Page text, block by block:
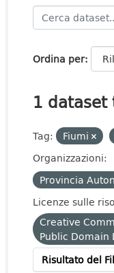
Ordina per
1 dataset
Tag: Fiumi
Organizzazioni:
Provincia
Licenze sulle
Creative
Public Domain
Risultato del